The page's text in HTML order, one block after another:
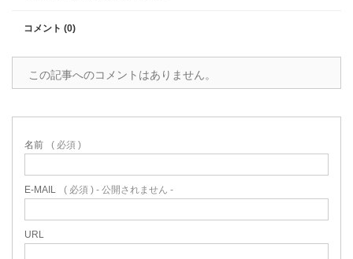
コメント (0)
この記事へのコメントはありません。
名前 ( 必須 )
E-MAIL ( 必須 ) - 公開されません -
URL